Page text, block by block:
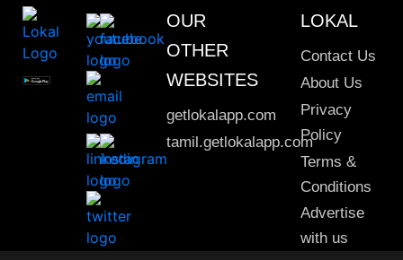
OUR
OTHER
WEBSITES
getlokalapp.com
tamil.getlokalapp.com
LOKAL
Contact Us
About Us
Privacy
Policy
Terms &
Conditions
Advertise
with us